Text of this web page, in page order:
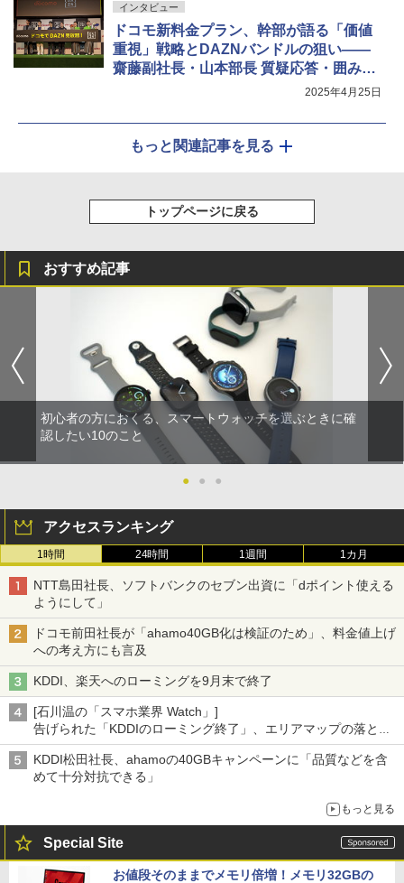
インタビュー
ドコモ新料金プラン、幹部が語る「価値
重視」戦略とDAZNバンドルの狙い――
齋藤副社長・山本部長 質疑応答・囲み取
2025年4月25日
もっと関連記事を見る
トップページに戻る
おすすめ記事
初心者の方におくる、スマートウォッチを選ぶときに確
認したい10のこと
● ● ●
アクセスランキング
1時間 24時間 1週間 1カ月
NTT島田社長、ソフトバンクのセブン出資に「dポイント使える
ようにして」
ドコモ前田社長が「ahamo40GB化は検証のため」、料金値上げ
への考え方にも言及
KDDI、楽天へのローミングを9月末で終了
[石川温の「スマホ業界 Watch」]
告げられた「KDDIのローミング終了」、エリアマップの落とし
穴と楽天モバイルの課題
KDDI松田社長、ahamoの40GBキャンペーンに「品質などを含
めて十分対抗できる」
もっと見る
Special Site
お値段そのままでメモリ倍増！メモリ32GBの